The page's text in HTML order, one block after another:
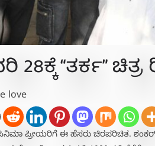
28ಕ್ಕೆ “ತರ್ಕ”
love
ಸಿನಿಮಾ ಪ್ರೀಯರಿಗೆ ಈ ಹೆಸರು ಚಿರಪರಿಚಿತ.